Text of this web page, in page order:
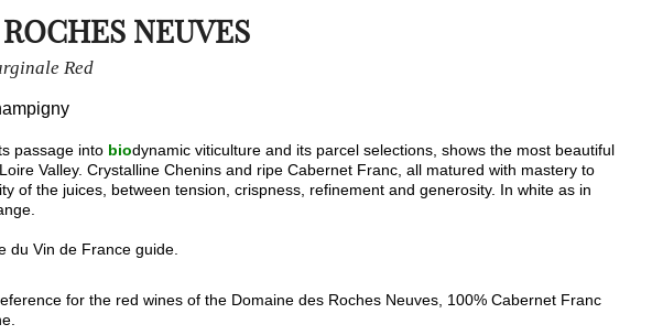
NEUVES
Red
passage into biodynamic viticulture and its parcel selections, shows the most beautiful
Valley. Crystalline Chenins and ripe Cabernet Franc, all matured with mastery to
of the juices, between tension, crispness, refinement and generosity. In white as in
du Vin de France guide.
for the red wines of the Domaine des Roches Neuves, 100% Cabernet Franc